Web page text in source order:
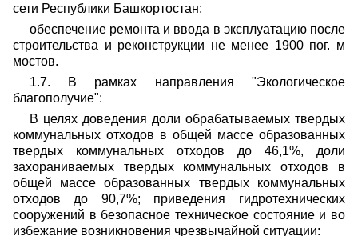
сети Республики Башкортостан;
обеспечение ремонта и ввода в эксплуатацию после
строительства и реконструкции не менее 1900 пог. м
мостов.
1.7. В рамках направления "Экологическое
благополучие":
В целях доведения доли обрабатываемых твердых
коммунальных отходов в общей массе образованных
твердых коммунальных отходов до 46,1%, доли
захораниваемых твердых коммунальных отходов в
общей массе образованных твердых коммунальных
отходов до 90,7%; приведения гидротехнических
сооружений в безопасное техническое состояние и во
избежание возникновения чрезвычайной ситуации: